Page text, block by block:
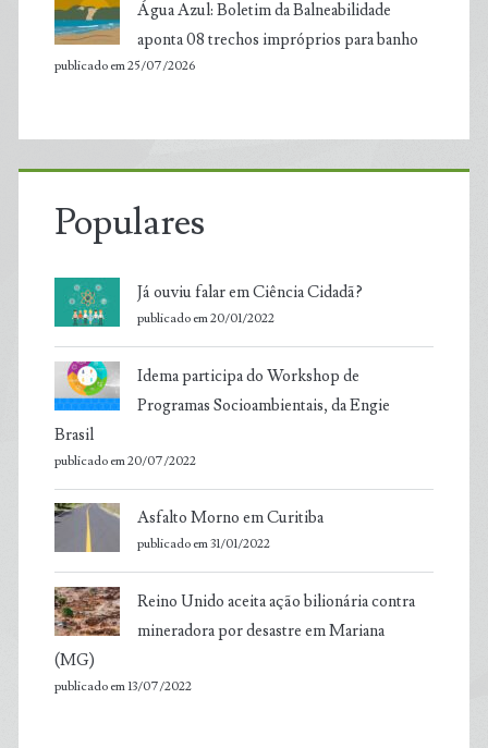
Água Azul: Boletim da Balneabilidade
aponta 08 trechos impróprios para banho
publicado em 25/07/2026
Populares
Já ouviu falar em Ciência Cidadã?
publicado em 20/01/2022
Idema participa do Workshop de
Programas Socioambientais, da Engie
Brasil
publicado em 20/07/2022
Asfalto Morno em Curitiba
publicado em 31/01/2022
Reino Unido aceita ação bilionária contra
mineradora por desastre em Mariana
(MG)
publicado em 13/07/2022